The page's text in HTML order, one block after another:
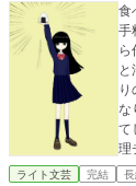
食
手
ら
な
て
理
さ
ライト文芸 完結